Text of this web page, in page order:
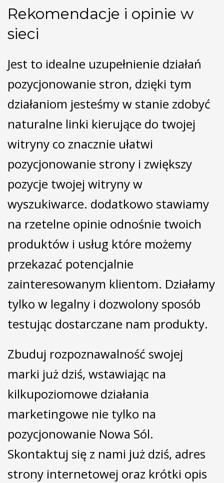
Rekomendacje i opinie w
sieci
Jest to idealne uzupełnienie działań
pozycjonowanie stron, dzięki tym
działaniom jesteśmy w stanie zdobyć
naturalne linki kierujące do twojej
witryny co znacznie ułatwi
pozycjonowanie strony i zwiększy
pozycje twojej witryny w
wyszukiwarce. dodatkowo stawiamy
na rzetelne opinie odnośnie twoich
produktów i usług które możemy
przekazać potencjalnie
zainteresowanym klientom. Działamy
tylko w legalny i dozwolony sposób
testując dostarczane nam produkty.
Zbuduj rozpoznawalność swojej
marki już dziś, wstawiając na
kilkupoziomowe działania
marketingowe nie tylko na
pozycjonowanie Nowa Sól.
Skontaktuj się z nami już dziś, adres
strony internetowej oraz krótki opis